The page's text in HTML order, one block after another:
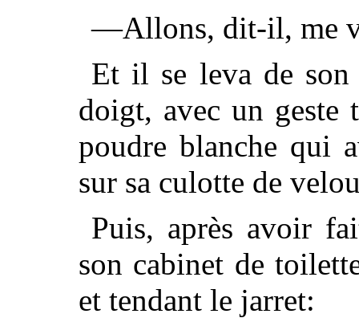
—Allons, dit-il, me
Et il se leva de son
doigt, avec un geste
poudre blanche qui
sur sa culotte de
Puis, après avoir
son cabinet de
et tendant le jarret: